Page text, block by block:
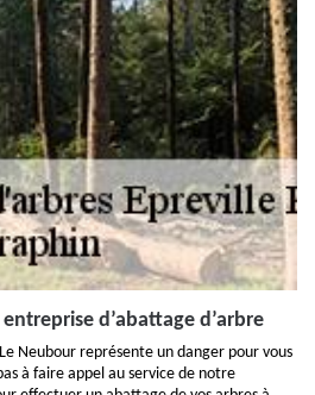
d’abattage d’arbre
Neubour représente un danger pour vous
à faire appel au service de notre